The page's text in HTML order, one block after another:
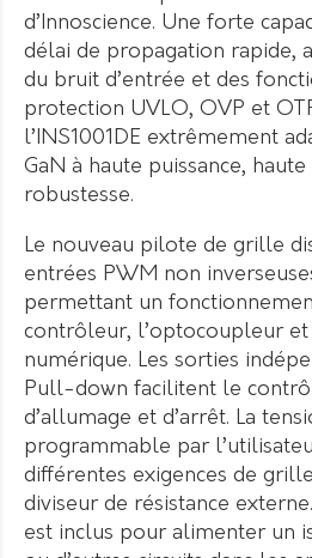
d’Innoscience. Une forte
délai de propagation rapide,
du bruit d’entrée et des
protection UVLO, OVP et
l’INS1001DE extrêmement
GaN à haute puissance,
robustesse.
Le nouveau pilote de grille
entrées PWM non
permettant un
contrôleur, l’optocoupleur et
numérique. Les sorties
Pull-down facilitent le
d’allumage et d’arrêt. La
programmable par
différentes exigences de grille
diviseur de résistance
est inclus pour alimenter un